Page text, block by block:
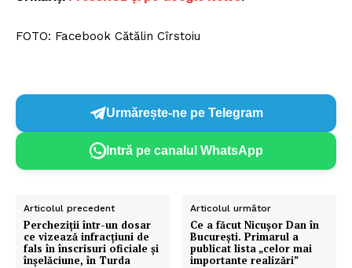
FOTO: Facebook Cătălin Cîrstoiu
Urmărește-ne pe Telegram
Intră pe canalul WhatsApp
Articolul precedent
Percheziții într-un dosar
ce vizează infracțiuni de
fals în înscrisuri oficiale și
înșelăciune, în Turda
Articolul următor
Ce a făcut Nicușor Dan în
București. Primarul a
publicat lista „celor mai
importante realizări”